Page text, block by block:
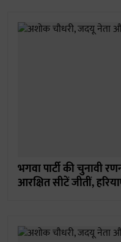
भगवा पार्टी की चुनावी
आरक्षित सीटें जीतीं,